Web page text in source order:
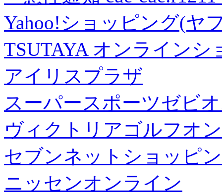
Yahoo!ショッピング(ヤ
TSUTAYA オンラインシ
アイリスプラザ
スーパースポーツゼビ
ヴィクトリアゴルフオ
セブンネットショッピ
ニッセンオンライン